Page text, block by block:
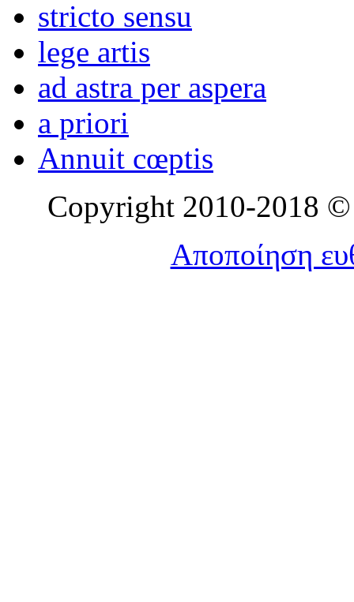
stricto sensu
lege artis
ad astra per aspera
a priori
Annuit cœptis
Copyright 2010-2018
Αποποίηση